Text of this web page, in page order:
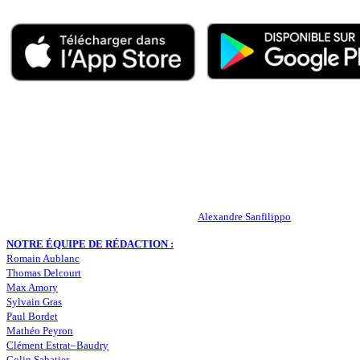
Alexandre Sanfilippo
NOTRE ÉQUIPE DE RÉDACTION :
Romain Aublanc
Thomas Delcourt
Max Amory
Sylvain Gras
Paul Bordet
Mathéo Peyron
Clément Estrat–Baudry